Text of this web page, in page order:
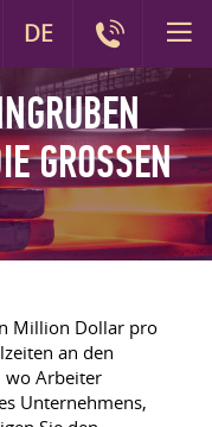
GROSSEN V
Million Dollar pro
an den
wo Arbeiter
Unternehmens,
DE